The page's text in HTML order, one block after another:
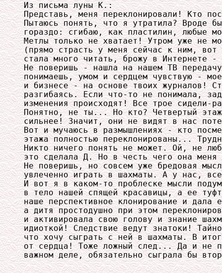
Из письма луны К.:
Представь, меня переклонировали! Кто
Пытаюсь понять, что я утратила? Вроде
гораздо: сгибаю, как пластилин, любые
Метлы только не хватает! Утром уже не
(прямо страсть у меня сейчас к ним,
стала много читать, брожу в Интернете
Не поверишь - нашла на нашем ТВ
понимаешь, умом и сердцем чувствую -
и бизнесе - на основе твоих журналов!
разгибаясь. Если что-то не понимала,
изменения происходят! Все трое сидели-
Понятно, не ты... Но кто? Четвертый
сильнее! Значит, они не видят в нас
Вот и мучаюсь в размышлениях - кто
этажа полностью переклонированы...
Никто ничего понять не может. Ой, не
это сделала Д. Но в честь чего она меня
Не поверишь, но совсем уже бредовая
увлеченно играть в шахматы. А у нас,
И вот я в каком-то проблеске мысли
в тело нашей спящей красавицы, а ее
наше перспективное клонирование и
а дитя простодушно при этом
и активировала свою голову и знание
идиоткой! Следствие ведут знатоки!
что хочу сыграть с ней в шахматы. В
от сердца! Тоже ложный след... Да и не
важном деле, обязательно сыграла бы